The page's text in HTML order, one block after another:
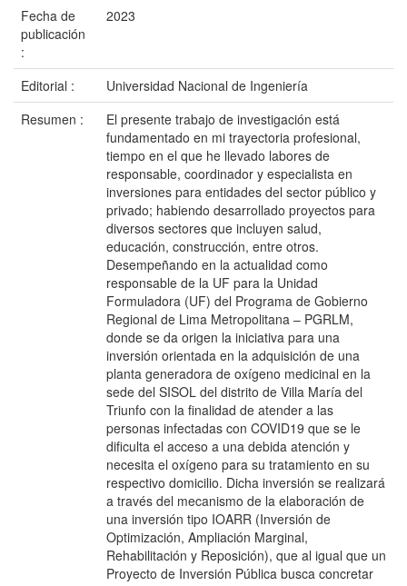
Fecha de
publicación
:
2023
Editorial :
Universidad Nacional de Ingeniería
Resumen :
El presente trabajo de investigación está
fundamentado en mi trayectoria profesional,
tiempo en el que he llevado labores de
responsable, coordinador y especialista en
inversiones para entidades del sector público y
privado; habiendo desarrollado proyectos para
diversos sectores que incluyen salud,
educación, construcción, entre otros.
Desempeñando en la actualidad como
responsable de la UF para la Unidad
Formuladora (UF) del Programa de Gobierno
Regional de Lima Metropolitana – PGRLM,
donde se da origen la iniciativa para una
inversión orientada en la adquisición de una
planta generadora de oxígeno medicinal en la
sede del SISOL del distrito de Villa María del
Triunfo con la finalidad de atender a las
personas infectadas con COVID19 que se le
dificulta el acceso a una debida atención y
necesita el oxígeno para su tratamiento en su
respectivo domicilio. Dicha inversión se realizará
a través del mecanismo de la elaboración de
una inversión tipo IOARR (Inversión de
Optimización, Ampliación Marginal,
Rehabilitación y Reposición), que al igual que un
Proyecto de Inversión Pública busca concretar